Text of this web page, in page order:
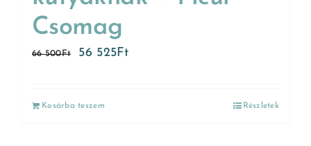
Csomag
66 500Ft 56 525Ft
Kosárba teszem Részletek